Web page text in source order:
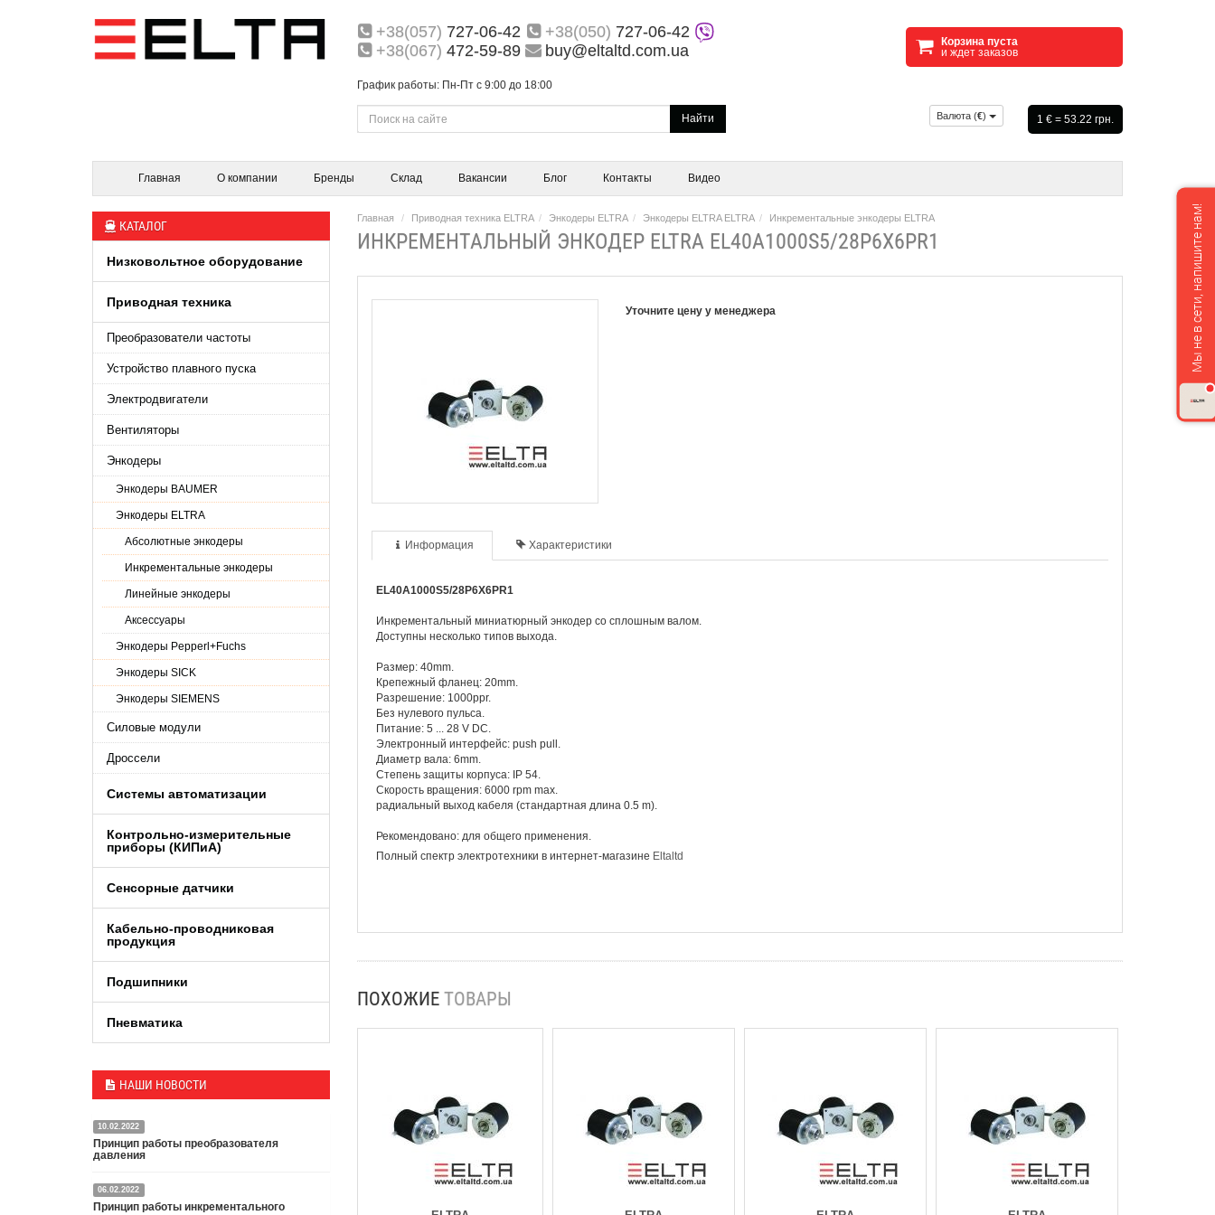
+38(057) 727-06-42 +38(050) 727-06-42
+38(067) 472-59-89 buy@eltaltd.com.ua
График работы: Пн-Пт с 9:00 до 18:00
Корзина пуста
и ждет заказов
Найти Валюта (€) 1 € = 53.22 грн.
Главная О компании Бренды Склад Вакансии Блог Контакты Видео
КАТАЛОГ
Низковольтное оборудование
Приводная техника
Преобразователи частоты
Устройство плавного пуска
Электродвигатели
Вентиляторы
Энкодеры
Энкодеры BAUMER
Энкодеры ELTRA
Абсолютные энкодеры
Инкрементальные энкодеры
Линейные энкодеры
Аксессуары
Энкодеры Pepperl+Fuchs
Энкодеры SICK
Энкодеры SIEMENS
Силовые модули
Дроссели
Системы автоматизации
Контрольно-измерительные
приборы (КИПиA)
Сенсорные датчики
Кабельно-проводниковая
продукция
Подшипники
Пневматика
НАШИ НОВОСТИ
10.02.2022
Принцип работы преобразователя
давления
Датчик или преобразователь давления — это
специальное устройство, преобразующее
06.02.2022
Принцип работы инкрементального
Главная Приводная техника ELTRA Энкодеры ELTRA Энкодеры ELTRA ELTRA Инкрементальные энкодеры ELTRA
ИНКРЕМЕНТАЛЬНЫЙ ЭНКОДЕР ELTRA EL40A1000S5/28P6X6PR1
Уточните цену у менеджера
Информация Характеристики
EL40A1000S5/28P6X6PR1
Инкрементальный миниатюрный энкодер со сплошным валом.
Доступны несколько типов выхода.
Размер: 40mm.
Крепежный фланец: 20mm.
Разрешение: 1000ppr.
Без нулевого пульса.
Питание: 5 ... 28 V DC.
Электронный интерфейс: push pull.
Диаметр вала: 6mm.
Степень защиты корпуса: IP 54.
Скорость вращения: 6000 rpm max.
радиальный выход кабеля (стандартная длина 0.5 m).
Рекомендовано: для общего применения.
Полный спектр электротехники в интернет-магазине Eltaltd
ПОХОЖИЕ ТОВАРЫ
Мы не в сети, напишите нам!